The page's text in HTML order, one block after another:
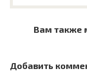
Вам также
Добавить